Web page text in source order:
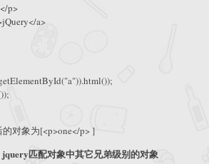
p>
a>
对象为[<p>one</p> ]
匹配对象中其它兄弟级别的对象